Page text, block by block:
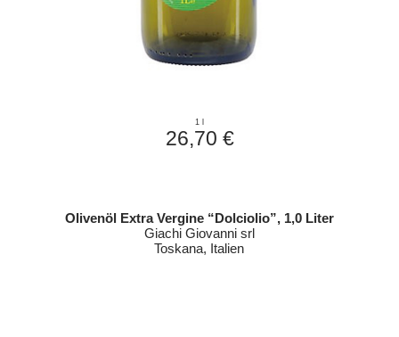
1 l
26,70 €
Olivenöl Extra Vergine “Dolciolio”, 1,0 Liter
Giachi Giovanni srl
Toskana, Italien